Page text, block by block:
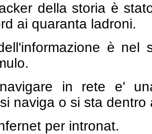
della storia è
ai quaranta ladroni.
è nel
in rete e'
naviga o si sta dentro
per intronat.